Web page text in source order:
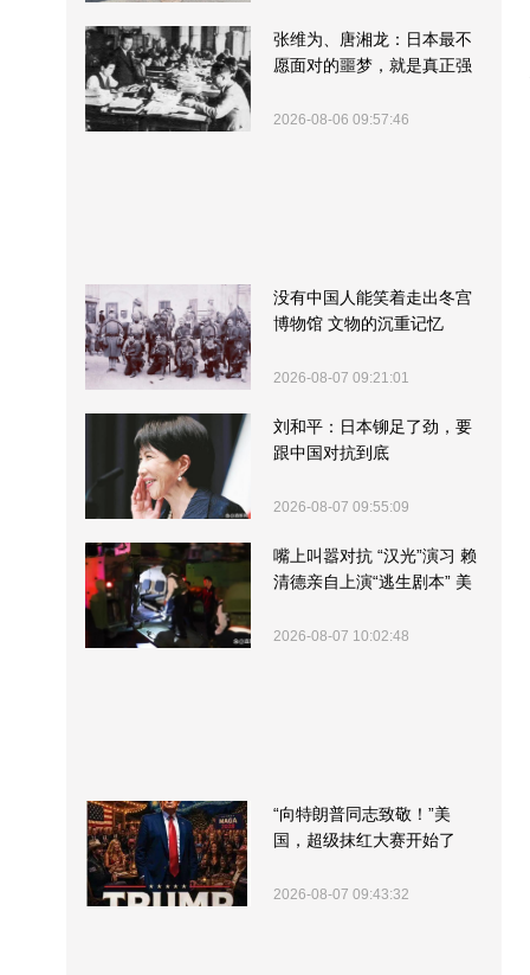
张维为、唐湘龙：日本最不
愿面对的噩梦，就是真正强
2026-08-06 09:57:46
没有中国人能笑着走出冬宫
博物馆 文物的沉重记忆
2026-08-07 09:21:01
刘和平：日本铆足了劲，要
跟中国对抗到底
2026-08-07 09:55:09
嘴上叫嚣对抗 “汉光”演习 赖
清德亲自上演“逃生剧本” 美
2026-08-07 10:02:48
“向特朗普同志致敬！”美
国，超级抹红大赛开始了
2026-08-07 09:43:32